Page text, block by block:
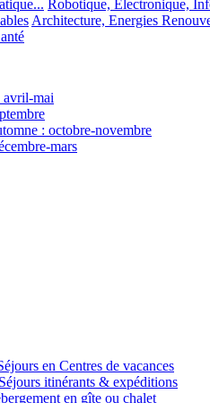
Robotique, Electronique,
Architecture, Energies
avril-mai
: octobre-novembre
mars
en Centres de vacances
Séjours itinérants & expéditions
en gîte ou chalet